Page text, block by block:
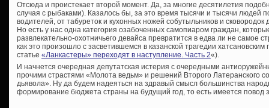
Отсюда и проистекает второй момент. Да, за многие десятилетия
случая с рыбаками). Казалось бы, за это время тысячи и тысячи людей
водителей, от табуреток и кухонных ножей собутыльников и сковородок
Но есть у нас одна категория озабоченных самопиаром граждан,
развлекательно-охотничьего девайса превратится в едва ли не самое
как это произошло с засветившемся в казанской трагедии
статье «Ланкастеры» переходят в наступление. Часть 2«).
И начнется очередная депутатская истерия с очередными
прочими страстями «Молота ведьм» и решений Второго Латеранского
дьявола». Ну да будем надеяться на здравый смысл большинства
формирование бюджета страны на будущий год, то есть имеется повод